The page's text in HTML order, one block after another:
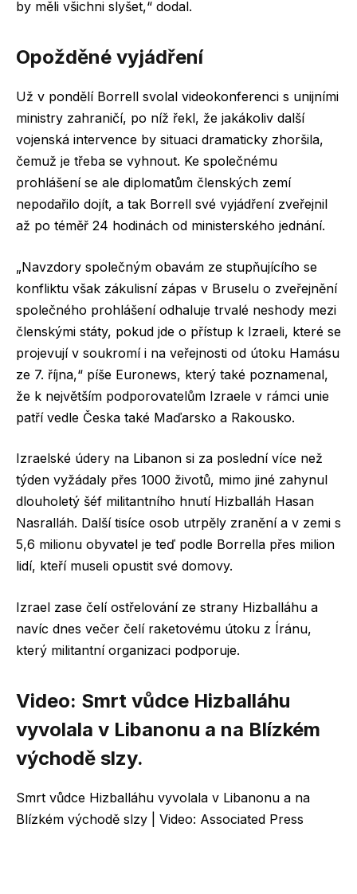
by měli všichni slyšet,“ dodal.
Opožděné vyjádření
Už v pondělí Borrell svolal videokonferenci s unijními
ministry zahraničí, po níž řekl, že jakákoliv další
vojenská intervence by situaci dramaticky zhoršila,
čemuž je třeba se vyhnout. Ke společnému
prohlášení se ale diplomatům členských zemí
nepodařilo dojít, a tak Borrell své vyjádření zveřejnil
až po téměř 24 hodinách od ministerského jednání.
„Navzdory společným obavám ze stupňujícího se
konfliktu však zákulisní zápas v Bruselu o zveřejnění
společného prohlášení odhaluje trvalé neshody mezi
členskými státy, pokud jde o přístup k Izraeli, které se
projevují v soukromí i na veřejnosti od útoku Hamásu
ze 7. října,“ píše Euronews, který také poznamenal,
že k největším podporovatelům Izraele v rámci unie
patří vedle Česka také Maďarsko a Rakousko.
Izraelské údery na Libanon si za poslední více než
týden vyžádaly přes 1000 životů, mimo jiné zahynul
dlouholetý šéf militantního hnutí Hizballáh Hasan
Nasralláh. Další tisíce osob utrpěly zranění a v zemi s
5,6 milionu obyvatel je teď podle Borrella přes milion
lidí, kteří museli opustit své domovy.
Izrael zase čelí ostřelování ze strany Hizballáhu a
navíc dnes večer čelí raketovému útoku z Íránu,
který militantní organizaci podporuje.
Video: Smrt vůdce Hizballáhu
vyvolala v Libanonu a na Blízkém
východě slzy.
Smrt vůdce Hizballáhu vyvolala v Libanonu a na
Blízkém východě slzy | Video: Associated Press